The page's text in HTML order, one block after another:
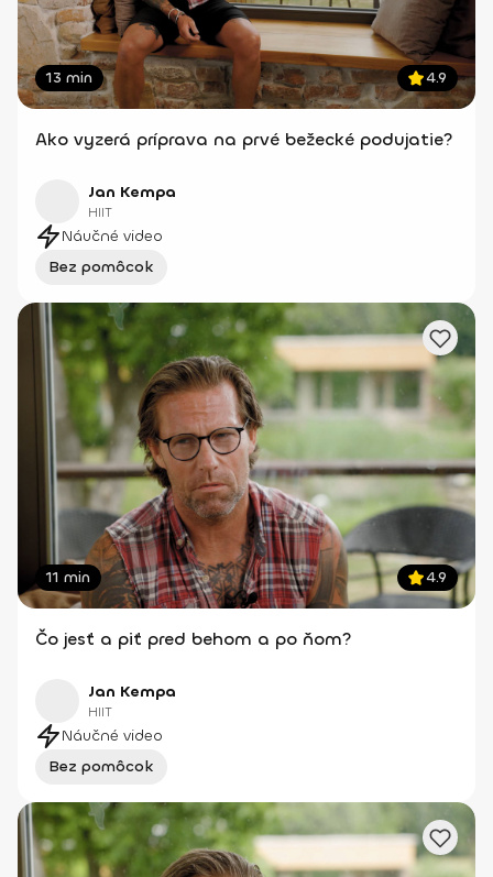
13 min 4.9
Ako vyzerá príprava na prvé bežecké podujatie?
Jan Kempa
HIIT
Náučné video
Bez pomôcok
11 min 4.9
Čo jesť a piť pred behom a po ňom?
Jan Kempa
HIIT
Náučné video
Bez pomôcok